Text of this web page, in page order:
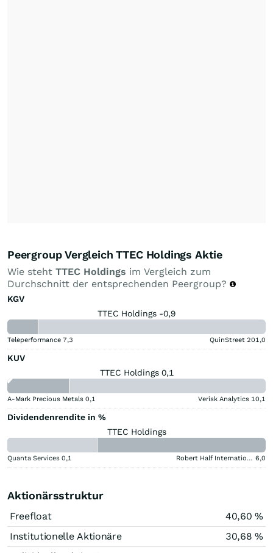
Peergroup Vergleich TTEC Holdings Aktie
Wie steht TTEC Holdings im Vergleich zum
Durchschnitt der entsprechenden Peergroup?
KGV
TTEC Holdings -0,9
Teleperformance 7,3 QuinStreet 201,0
KUV
TTEC Holdings 0,1
A-Mark Precious Metals 0,1 Verisk Analytics 10,1
Dividendenrendite in %
TTEC Holdings
Quanta Services 0,1 Robert Half International 6,0
Aktionärsstruktur
Freefloat
40,60 %
Institutionelle Aktionäre
30,68 %